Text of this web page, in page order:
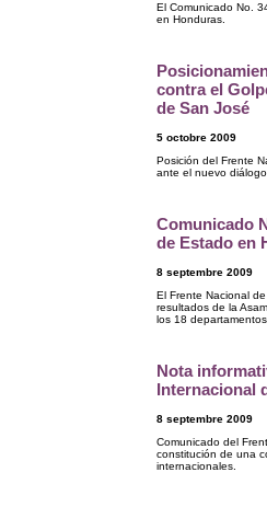
El Comunicado No.
en Honduras.
contra el
de San José
5 octobre 2009
Posición del Frente
ante el nuevo
Comunicado
de Estado en
8 septembre 2009
El Frente Nacional
resultados de la
los 18
Nota
Internacional
8 septembre 2009
Comunicado del
constitución de una
internacionales.